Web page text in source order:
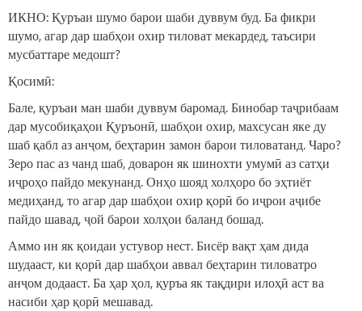
ИКНО: Қуръаи шумо барои шаби дуввум буд. Ба фикри
шумо, агар дар шабҳои охир тиловат мекардед, таъсири
мусбаттаре медошт?
Қосимӣ:
Бале, қуръаи ман шаби дуввум баромад. Бинобар таҷрибаам
дар мусобиқаҳои Қуръонӣ, шабҳои охир, махсусан яке ду
шаб қабл аз анҷом, беҳтарин замон барои тиловатанд. Чаро?
Зеро пас аз чанд шаб, доварон як шинохти умумӣ аз сатҳи
иҷроҳо пайдо мекунанд. Онҳо шояд холҳоро бо эҳтиёт
медиҳанд, то агар дар шабҳои охир қорӣ бо иҷрои аҷибе
пайдо шавад, ҷой барои холҳои баланд бошад.
Аммо ин як қоидаи устувор нест. Бисёр вақт ҳам дида
шудааст, ки қорӣ дар шабҳои аввал беҳтарин тиловатро
анҷом додааст. Ба ҳар ҳол, қуръа як тақдири илоҳӣ аст ва
насиби ҳар қорӣ мешавад.